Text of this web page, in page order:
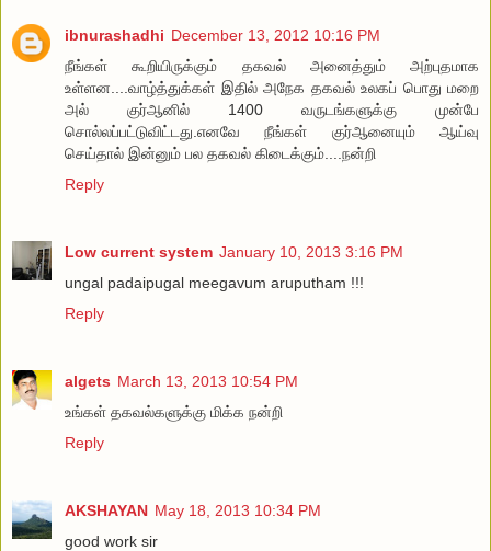
ibnurashadhi December 13, 2012 10:16 PM
நீங்கள் கூறியிருக்கும் தகவல் அனைத்தும் அற்புதமாக
உள்ளன....வாழ்த்துக்கள் இதில் அநேக தகவல் உலகப் பொது மறை
அல் குர்ஆனில் 1400 வருடங்களுக்கு முன்பே
சொல்லப்பட்டுவிட்டது.எனவே நீங்கள் குர்ஆனையும் ஆய்வு
செய்தால் இன்னும் பல தகவல் கிடைக்கும்....நன்றி
Reply
Low current system January 10, 2013 3:16 PM
ungal padaipugal meegavum aruputham !!!
Reply
algets March 13, 2013 10:54 PM
உங்கள் தகவல்களுக்கு மிக்க நன்றி
Reply
AKSHAYAN May 18, 2013 10:34 PM
good work sir